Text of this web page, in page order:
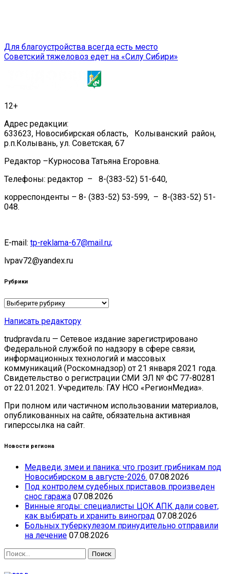
Навигация
по
Для благоустройства всегда есть место
Советский тяжеловоз едет на «Силу Сибири»
12+
Адрес редакции:
633623, Новосибирская область, Колыванский район,
р.п.Колывань, ул. Советская, 67
Редактор –Курносова Татьяна Егоровна.
Телефоны: редактор – 8-(383-52) 51-640,
корреспонденты – 8- (383-52) 53-599, – 8-(383-52) 51-
048.
E-mail: tp-reklama-67@mail.ru;
lvpav72@yandex.ru
Рубрики
Рубрики
Написать редактору
trudpravda.ru — Сетевое издание зарегистрировано
Федеральной службой по надзору в сфере связи,
информационных технологий и массовых
коммуникаций (Роскомнадзор) от 21 января 2021 года.
Свидетельство о регистрации СМИ ЭЛ № ФС 77-80281
от 22.01.2021. Учредитель: ГАУ НСО «РегионМедиа».
При полном или частичном использовании материалов,
опубликованных на сайте, обязательна активная
гиперссылка на сайт.
Новости региона
Медведи, змеи и паника: что грозит грибникам под
Новосибирском в августе-2026. 07.08.2026
Под контролем судебных приставов произведен
снос гаража 07.08.2026
Винные ягоды: специалисты ЦОК АПК дали совет,
как выбирать и хранить виноград 07.08.2026
Больных туберкулезом принудительно отправили
на лечение 07.08.2026
Найти: